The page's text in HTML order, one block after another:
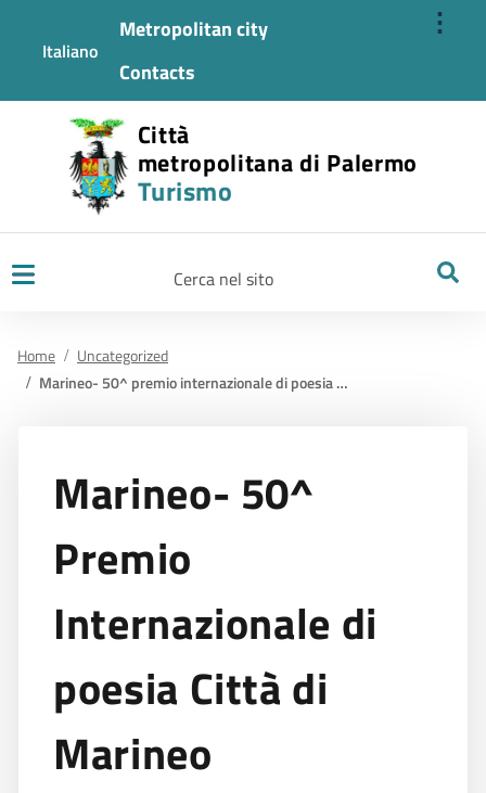
⋮
Italiano
Metropolitan city
Contacts
Città
metropolitana di Palermo
Turismo
Home
Uncategorized
Marineo- 50^ premio internazionale di poesia città di marineo
Marineo- 50^
Premio
Internazionale di
poesia Città di
Marineo